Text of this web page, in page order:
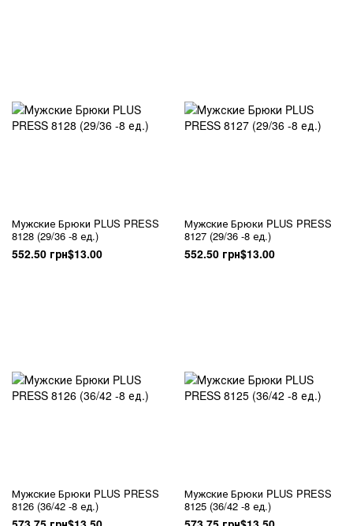
Мужские Брюки PLUS PRESS
8128 (29/36 -8 ед.)
552.50 грн$13.00
Мужские Брюки PLUS PRESS
8127 (29/36 -8 ед.)
552.50 грн$13.00
Мужские Брюки PLUS PRESS
8126 (36/42 -8 ед.)
Мужские Брюки PLUS PRESS
8125 (36/42 -8 ед.)